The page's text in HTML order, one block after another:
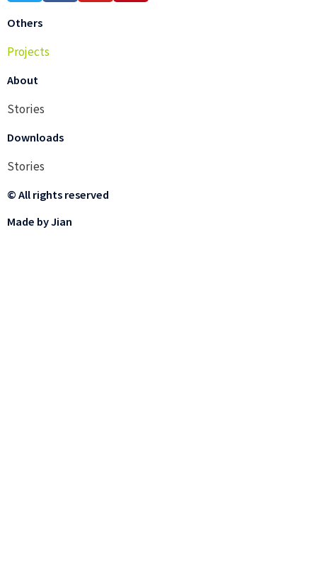
Others
Projects
About
Stories
Downloads
Stories
© All rights reserved
Made by Jian